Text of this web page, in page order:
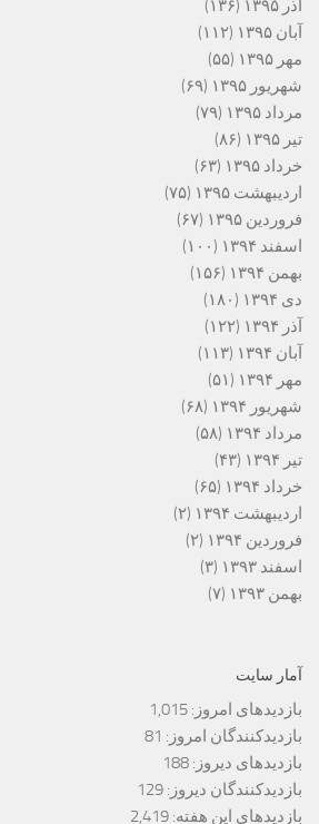
آذر ۱۳۹۵
(۱۳۶)
آبان ۱۳۹۵
(۱۱۲)
مهر ۱۳۹۵
(۵۵)
شهریور ۱۳۹۵
(۶۹)
مرداد ۱۳۹۵
(۷۹)
تیر ۱۳۹۵
(۸۶)
خرداد ۱۳۹۵
(۶۳)
اردیبهشت ۱۳۹۵
(۷۵)
فروردین ۱۳۹۵
(۶۷)
اسفند ۱۳۹۴
(۱۰۰)
بهمن ۱۳۹۴
(۱۵۶)
دی ۱۳۹۴
(۱۸۰)
آذر ۱۳۹۴
(۱۲۲)
آبان ۱۳۹۴
(۱۱۳)
مهر ۱۳۹۴
(۵۱)
شهریور ۱۳۹۴
(۶۸)
مرداد ۱۳۹۴
(۵۸)
تیر ۱۳۹۴
(۴۳)
خرداد ۱۳۹۴
(۶۵)
اردیبهشت ۱۳۹۴
(۲)
فروردین ۱۳۹۴
(۲)
اسفند ۱۳۹۳
(۳)
بهمن ۱۳۹۳
(۷)
آمار سایت
بازدیدهای امروز: 1,015
بازدیدکنندگان امروز: 81
بازدیدهای دیروز: 188
بازدیدکنندگان دیروز: 129
بازدیدهای این هفته: 2,419